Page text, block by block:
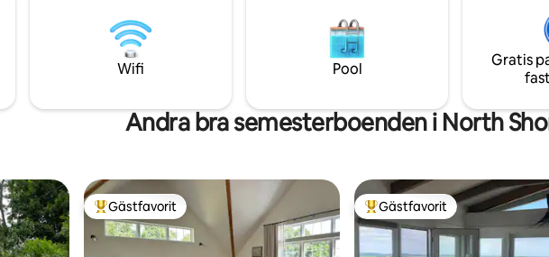
The Pearl, belägen precis bakom
Thalassa, vårt moderna konstgalleri.
är ansluten till vårt privata hem
i skogen, vilket skapar ett
ensamresenären eller
som letar efter lugn och
Wifi Pool
Gratis
Andra bra semesterboenden i North
Populär gästfavorit
Gästfavorit Populär gästfavorit
Gästfavorit